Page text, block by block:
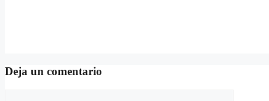
Deja un comentario